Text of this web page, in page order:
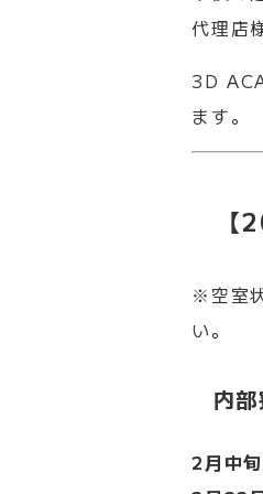
代理店
3D
ます。
※空室
い。
内部
2月中